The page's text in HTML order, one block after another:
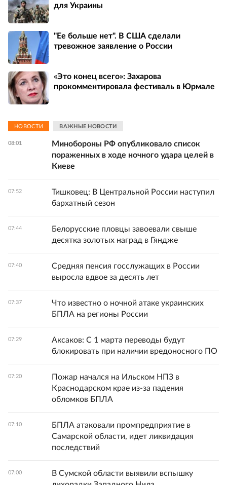
для Украины
"Ее больше нет". В США сделали
тревожное заявление о России
«Это конец всего»: Захарова
прокомментировала фестиваль в Юрмале
НОВОСТИ ВАЖНЫЕ НОВОСТИ
08:01
Минобороны РФ опубликовало список
пораженных в ходе ночного удара целей в
Киеве
07:52
Тишковец: В Центральной России наступил
бархатный сезон
07:44
Белорусские пловцы завоевали свыше
десятка золотых наград в Гяндже
07:40
Средняя пенсия госслужащих в России
выросла вдвое за десять лет
07:37
Что известно о ночной атаке украинских
БПЛА на регионы России
07:29
Аксаков: С 1 марта переводы будут
блокировать при наличии вредоносного ПО
07:20
Пожар начался на Ильском НПЗ в
Краснодарском крае из-за падения
обломков БПЛА
07:10
БПЛА атаковали промпредприятие в
Самарской области, идет ликвидация
последствий
07:00
В Сумской области выявили вспышку